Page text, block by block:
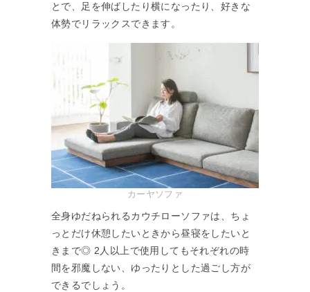
とで、足を伸ばしたり横になったり、好きな
体勢でリラックスできます。
カーヤソファ
全身ゆだねられるカウチローソファは、ちょ
っとだけ休憩したいときから昼寝をしたいと
きまで◎ 2人以上で使用してもそれぞれの時
間を邪魔しない、ゆったりとした過ごし方が
できるでしょう。